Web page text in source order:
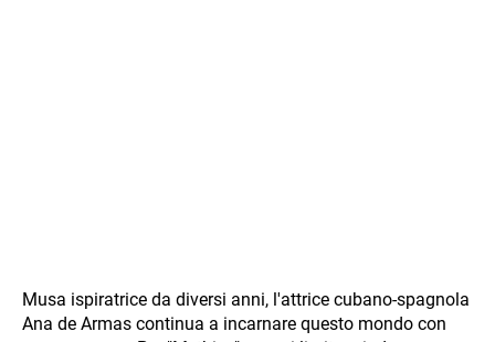
Musa ispiratrice da diversi anni, l'attrice cubano-spagnola
Ana de Armas continua a incarnare questo mondo con